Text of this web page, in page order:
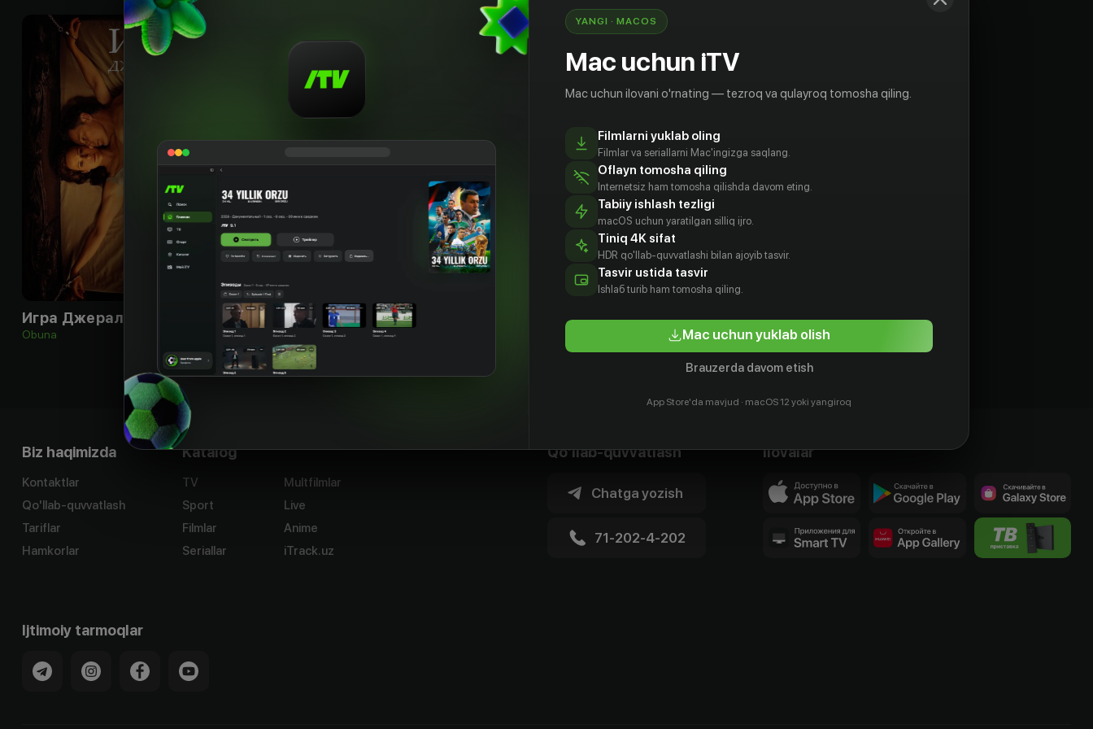
Игра Джеральда
Obuna
Иствикские ведьмы
Bepul
Biz haqimizda
Kontaktlar
Qo'llab-quvvatlash
Tariflar
Hamkorlar
Katalog
TV
Sport
Filmlar
Seriallar
Multfilmlar
Live
Anime
iTrack.uz
Qo'llab-quvvatlash
Chatga yozish
71-202-4-202
Ilovalar
Ijtimoiy tarmoqlar
YANGI · MACOS
Mac uchun iTV
Mac uchun ilovani o'rnating — tezroq va qulayroq tomosha qiling.
Filmlarni yuklab oling
Filmlar va seriallarni Mac'ingizga saqlang.
Oflayn tomosha qiling
Internetsiz ham tomosha qilishda davom eting.
Tabiiy ishlash tezligi
macOS uchun yaratilgan silliq ijro.
Tiniq 4K sifat
HDR qo'llab-quvvatlashi bilan ajoyib tasvir.
Tasvir ustida tasvir
Ishlаб turib ham tomosha qiling.
Mac uchun yuklab olish
Brauzerda davom etish
App Store'da mavjud · macOS 12 yoki yangiroq